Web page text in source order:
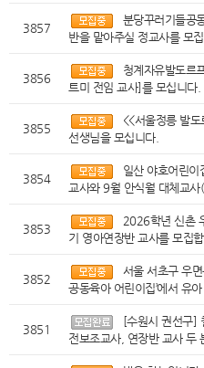
3857
분당꾸러기들공
반을 맡아주실 정교사를 모
3856
청계자유발도르
트미 전임 교사]를 모십니다.
3855
<<서울정릉 발
선생님을 모십니다.
3854
일산 야호어린
교사와 9월 안식월 대체교
3853
2026학년 신촌
기 영아연장반 교사를 모집합
3852
서울 서초구 우
공동육아 어린이집’에서 유
3851
[수원시 권선구]
전보조교사, 연장반 교사 두